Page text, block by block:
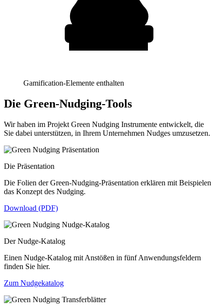
Gamification-Elemente enthalten
Die Green-Nudging-Tools
Wir haben im Projekt Green Nudging Instrumente entwickelt, die
Sie dabei unterstützen, in Ihrem Unternehmen Nudges umzusetzen.
Die Präsentation
Die Folien der Green-Nudging-Präsentation erklären mit Beispielen
das Konzept des Nudging.
Download (PDF)
Der Nudge-Katalog
Einen Nudge-Katalog mit Anstößen in fünf Anwendungsfeldern
finden Sie hier.
Zum Nudgekatalog